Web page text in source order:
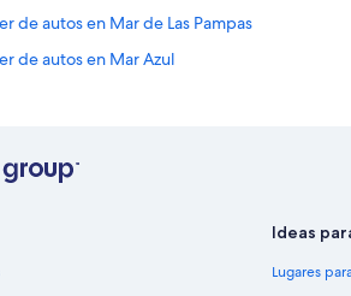
de autos en Mar de Las Pampas
de autos en Mar Azul
de autos en Pinamar
Ideas
Lugares